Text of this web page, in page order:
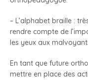
– L’alphabet braille :
rendre compte de
les yeux aux
En tant que future
mettre en place des